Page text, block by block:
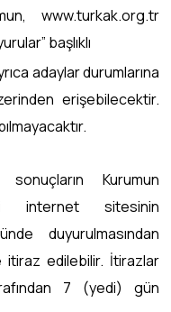
www.turkak.org.tr
başlıklı
adaylar durumlarına
erişebilecektir.
sonuçların Kurumun
internet sitesinin
duyurulmasından
edilebilir. İtirazlar
7 (yedi) gün